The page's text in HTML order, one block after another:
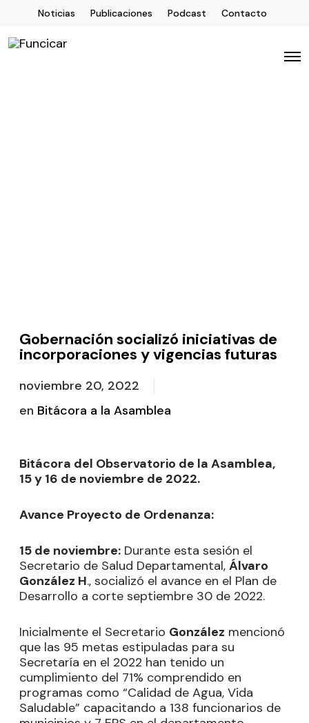
Noticias Publicaciones Podcast Contacto
Gobernación socializó iniciativas de
incorporaciones y vigencias futuras
noviembre 20, 2022
en Bitácora a la Asamblea
Bitácora del Observatorio de la Asamblea,
15 y 16 de noviembre de 2022.
Avance Proyecto de Ordenanza:
15 de noviembre: Durante esta sesión el
Secretario de Salud Departamental, Álvaro
González H., socializó el avance en el Plan de
Desarrollo a corte septiembre 30 de 2022.
Inicialmente el Secretario González mencionó
que las 95 metas estipuladas para su
Secretaría en el 2022 han tenido un
cumplimiento del 71% comprendido en
programas como “Calidad de Agua, Vida
Saludable” capacitando a 138 funcionarios de